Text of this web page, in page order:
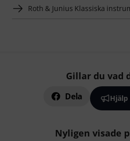
Roth & Junius Klassiska
Gillar du vad
Dela Hjälp
Nyligen visade